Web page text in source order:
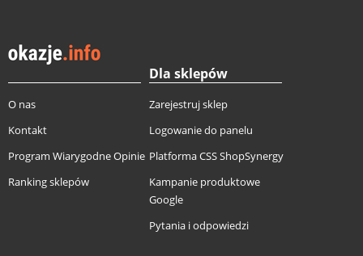
O nas
Kontakt
Program Wiarygodne Opinie
Ranking sklepów
Dla sklepów
Zarejestruj sklep
Logowanie do panelu
Platforma CSS ShopSynergy
Kampanie produktowe
Google
Pytania i odpowiedzi